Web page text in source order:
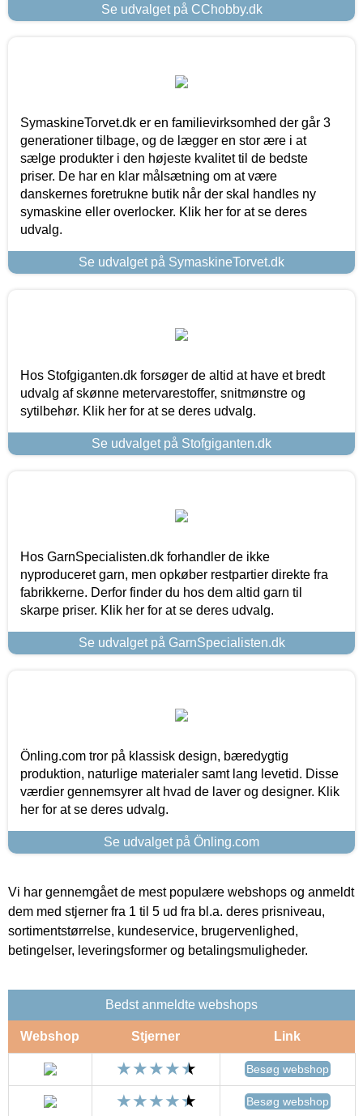
Se udvalget på CChobby.dk
SymaskineTorvet.dk er en familievirksomhed der går 3
generationer tilbage, og de lægger en stor ære i at
sælge produkter i den højeste kvalitet til de bedste
priser. De har en klar målsætning om at være
danskernes foretrukne butik når der skal handles ny
symaskine eller overlocker. Klik her for at se deres
udvalg.
Se udvalget på SymaskineTorvet.dk
Hos Stofgiganten.dk forsøger de altid at have et bredt
udvalg af skønne metervarestoffer, snitmønstre og
sytilbehør. Klik her for at se deres udvalg.
Se udvalget på Stofgiganten.dk
Hos GarnSpecialisten.dk forhandler de ikke
nyproduceret garn, men opkøber restpartier direkte fra
fabrikkerne. Derfor finder du hos dem altid garn til
skarpe priser. Klik her for at se deres udvalg.
Se udvalget på GarnSpecialisten.dk
Önling.com tror på klassisk design, bæredygtig
produktion, naturlige materialer samt lang levetid. Disse
værdier gennemsyrer alt hvad de laver og designer. Klik
her for at se deres udvalg.
Se udvalget på Önling.com
Vi har gennemgået de mest populære webshops og anmeldt
dem med stjerner fra 1 til 5 ud fra bl.a. deres prisniveau,
sortimentstørrelse, kundeservice, brugervenlighed,
betingelser, leveringsformer og betalingsmuligheder.
Bedst anmeldte webshops
Webshop Stjerner Link
Besøg webshop
Besøg webshop